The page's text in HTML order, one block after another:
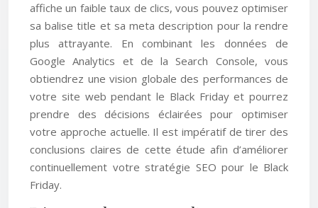
affiche un faible taux de clics, vous pouvez optimiser
sa balise title et sa meta description pour la rendre
plus attrayante. En combinant les données de
Google Analytics et de la Search Console, vous
obtiendrez une vision globale des performances de
votre site web pendant le Black Friday et pourrez
prendre des décisions éclairées pour optimiser
votre approche actuelle. Il est impératif de tirer des
conclusions claires de cette étude afin d’améliorer
continuellement votre stratégie SEO pour le Black
Friday.